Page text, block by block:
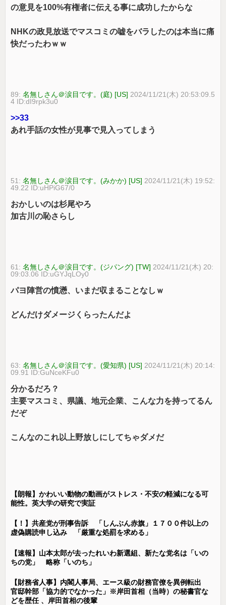
の意見を100%有権者に伝える事に成功したからな
NHKの政見放送でマスコミの嘘をバラしたのは本当に痛
快だったわｗｗ
89:名無しさん＠涙目です。(庭) [US] 2024/11/21(木) 20:53:09.5
4 ID:dI9rpk3u0
>>33
あれ手話の女性が見事で見入ってしまう
51:名無しさん＠涙目です。(みかか) [US] 2024/11/21(木) 19:52:
49.22 ID:uHPiG67/0
おかしいのは杉尾やろ
加古川の恥さらし
61:名無しさん＠涙目です。(ジパング) [TW] 2024/11/21(木) 20:
09:03.06 ID:uGYJqLOy0
パヨ陣営の憤懣、いまだ収まることなしｗ
どんだけダメージくらったんだよ
63:名無しさん＠涙目です。(愛知県) [US] 2024/11/21(木) 20:14:
09.91 ID:GuNceKFu0
分かるだろ？
主要マスコミ、県議、地元企業、こんな力を持ってるん
だぞ
こんなのこれ以上野放しにしてちゃダメだ
【朗報】かわいい動物の動画がストレス・不安の軽減になる可
能性。英大学の研究で実証
【！】共産党が刑事告訴 「しんぶん赤旗」１７００件以上の
虚偽購読申し込み 「厳重な処罰を求める」
【速報】山本太郎が去ったれいわ新選組、新たな党名は「いの
ちの党」 略称「いのち」
【財務省人事】内閣人事局、エース級の財務官僚を異例転出
官邸幹部「協力的でなかった」※岸田首相（当時）の秘書官な
どを歴任 、岸田首相の後輩